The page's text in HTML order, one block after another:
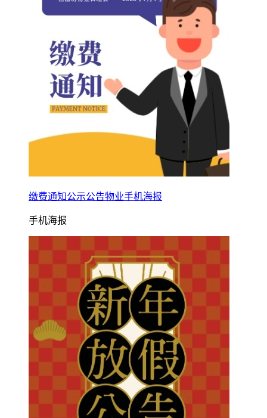
缴费通知公示公告物业手机海报
手机海报